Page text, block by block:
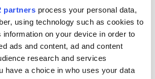
partners process your personal data,
using technology such as cookies to
on your device in order to
ads and content, ad and content
research and services
have a choice in who uses your data
kokonaan tai osittain
oman pääoman rahastoon taikka
Valtuutuksen ehdotetaan olevan
(18) kuukautta varsinaisen
lukien.